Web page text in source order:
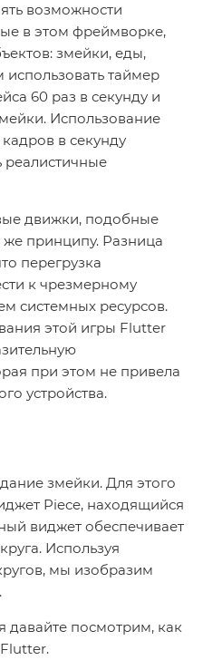
возможности
в этом фреймворке,
змейки, еды,
таймер
60 раз в секунду и
Использование
в секунду
реалистичные
движки, подобные
принципу. Разница
перегрузка
к чрезмерному
системных ресурсов.
этой игры Flutter
при этом не привела
устройства.
змейки. Для этого
Piece, находящийся
виджет обеспечивает
Используя
мы изобразим
давайте посмотрим, как